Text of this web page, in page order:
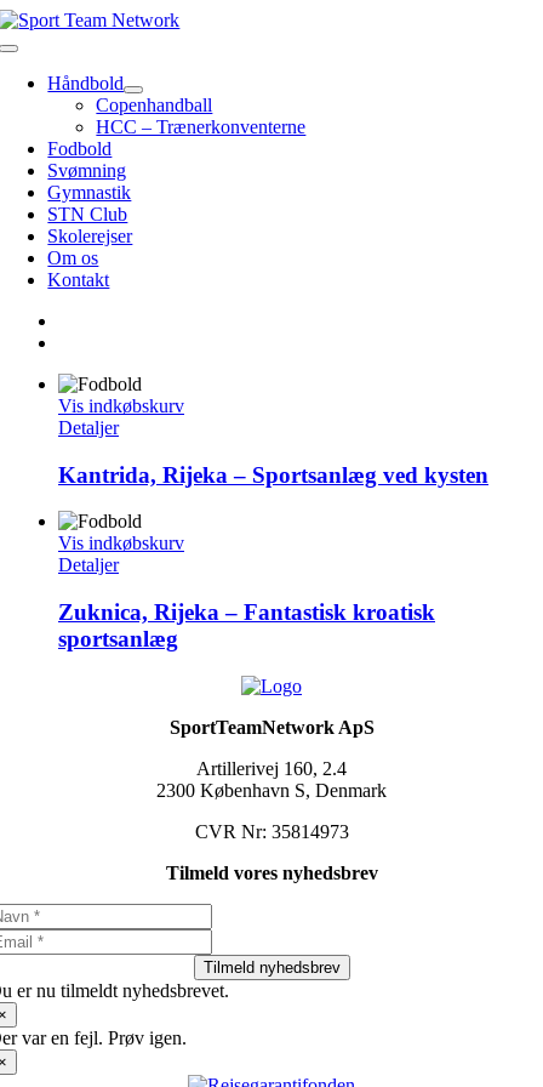
Skip
to
Toggle
NavigationHåndbold
Copenhandball
HCC – Trænerkonventerne
Fodbold
Svømning
Gymnastik
STN Club
Skolerejser
Om os
Kontakt
Vis indkøbskurv
Detaljer
Kantrida, Rijeka – Sportsanlæg ved kysten
Vis indkøbskurv
Detaljer
Zuknica, Rijeka – Fantastisk kroatisk
sportsanlæg
SportTeamNetwork ApS
Artillerivej 160, 2.4
2300 København S, Denmark
CVR Nr: 35814973
Tilmeld vores nyhedsbrev
Tilmeld nyhedsbrev
er nu tilmeldt nyhedsbrevet.
var en fejl. Prøv igen.